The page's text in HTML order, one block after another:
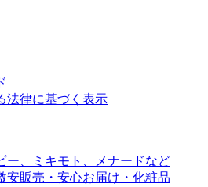
法律に基づく表示